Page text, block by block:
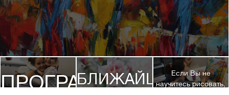
ПРОГРАММЫ
БЛИЖАЙШИЕЕсли Вы не
научитесь рисовать,